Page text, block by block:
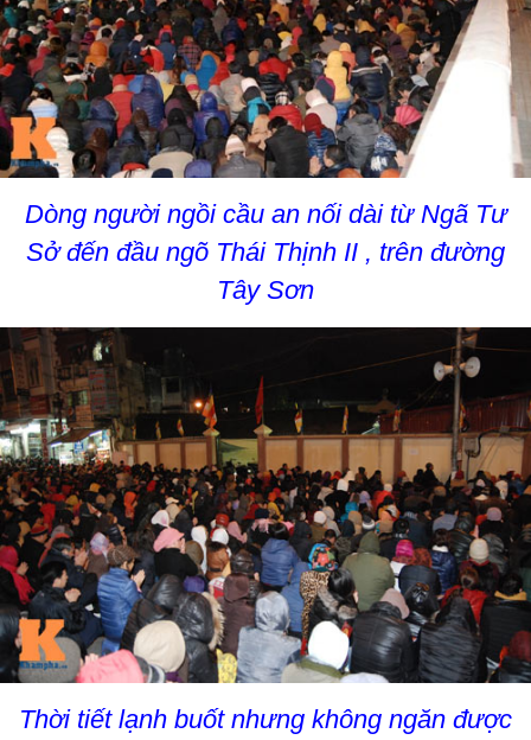
Dòng người ngồi cầu an nối dài từ Ngã Tư
Sở đến đầu ngõ Thái Thịnh II , trên đường
Tây Sơn
Thời tiết lạnh buốt nhưng không ngăn được